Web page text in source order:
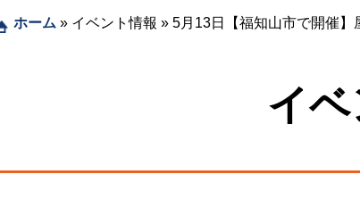
ホーム » イベント情報 » 5月13日【福知山市で開催】
イ